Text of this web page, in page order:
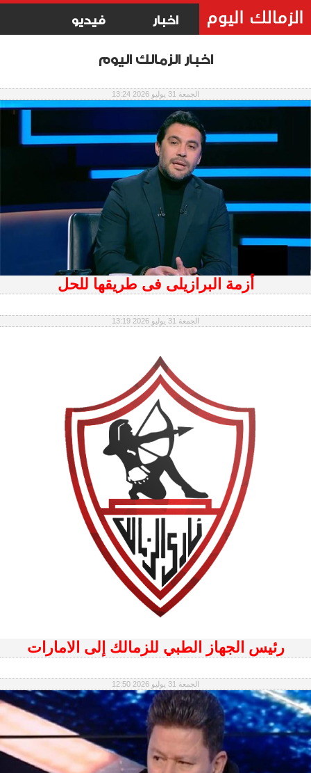
اخبار فيديو
اخبار الزمالك اليوم
الجمعة 31 يوليو 2026 13:24
أزمة البرازيلى فى طريقها للحل
الجمعة 31 يوليو 2026 13:19
رئيس الجهاز الطبي للزمالك إلى الامارات
الجمعة 31 يوليو 2026 12:50